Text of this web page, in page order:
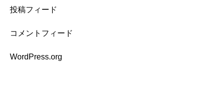
投稿フィード
コメントフィード
WordPress.org